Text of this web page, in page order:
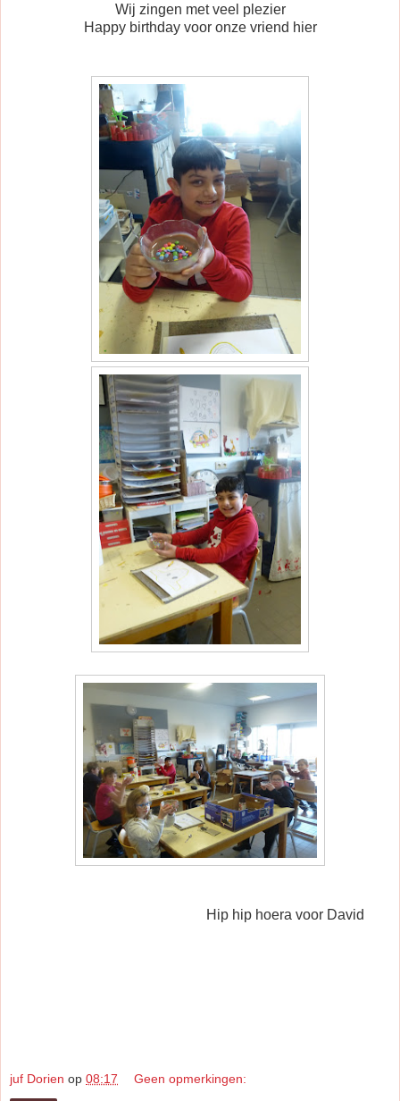
Wij zingen met veel plezier
Happy birthday voor onze vriend hier
Hip hip hoera voor David
juf Dorien op 08:17 Geen opmerkingen: